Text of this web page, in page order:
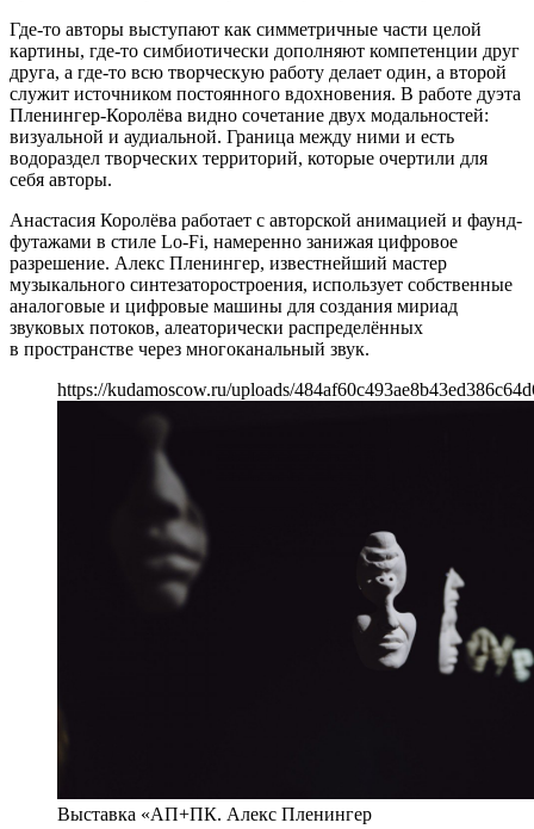
Где-то авторы выступают как симметричные части целой
картины, где-то симбиотически дополняют компетенции друг
друга, а где-то всю творческую работу делает один, а второй
служит источником постоянного вдохновения. В работе дуэта
Пленингер-Королёва видно сочетание двух модальностей:
визуальной и аудиальной. Граница между ними и есть
водораздел творческих территорий, которые очертили для
себя авторы.
Анастасия Королёва работает с авторской анимацией и фаунд-
футажами в стиле Lo-Fi, намеренно занижая цифровое
разрешение. Алекс Пленингер, известнейший мастер
музыкального синтезаторостроения, использует собственные
аналоговые и цифровые машины для создания мириад
звуковых потоков, алеаторически распределённых
в пространстве через многоканальный звук.
https://kudamoscow.ru/uploads/
Выставка «АП+ПК. Алекс Пленингер